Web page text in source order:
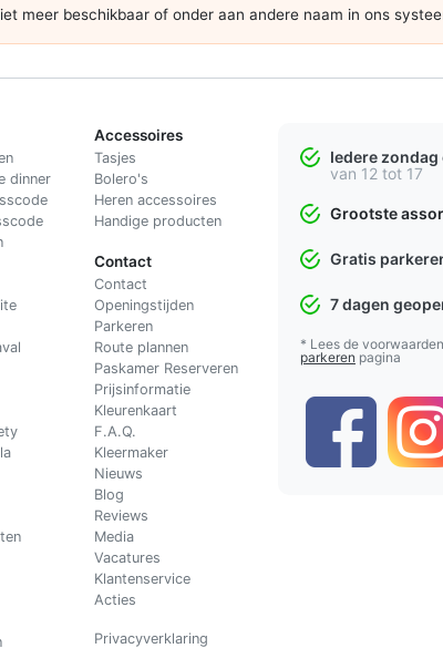
meer beschikbaar of onder aan andere naam in ons
dinner
Accessoires
Tasjes
Bolero's
Heren accessoires
Handige producten
Contact
Contact
Openingstijden
Parkeren
Route plannen
Paskamer Reserveren
Prijsinformatie
Kleurenkaart
F.A.Q.
Kleermaker
Nieuws
Blog
Reviews
Media
Vacatures
Klantenservice
Acties
Privacyverklaring
Iedere zondag
van 12 tot 17
Grootste
Gratis
7 dagen
* Lees de
parkeren pagina